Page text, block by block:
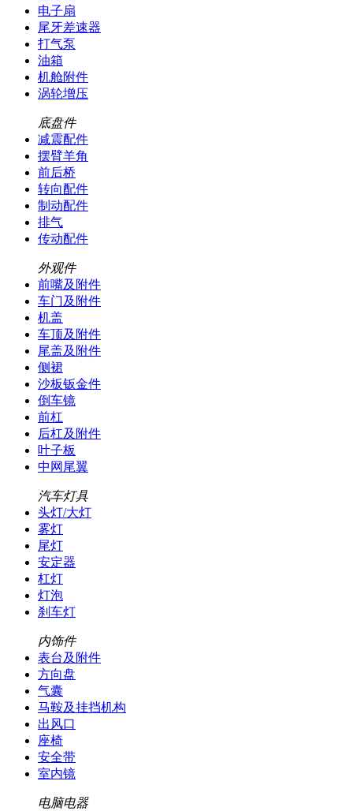
电子扇
尾牙差速器
打气泵
油箱
机舱附件
涡轮增压
底盘件
减震配件
摆臂羊角
前后桥
转向配件
制动配件
排气
传动配件
外观件
前嘴及附件
车门及附件
机盖
车顶及附件
尾盖及附件
侧裙
沙板钣金件
倒车镜
前杠
后杠及附件
叶子板
中网尾翼
汽车灯具
头灯/大灯
雾灯
尾灯
安定器
杠灯
灯泡
刹车灯
内饰件
表台及附件
方向盘
气囊
马鞍及挂挡机构
出风口
座椅
安全带
室内镜
电脑电器